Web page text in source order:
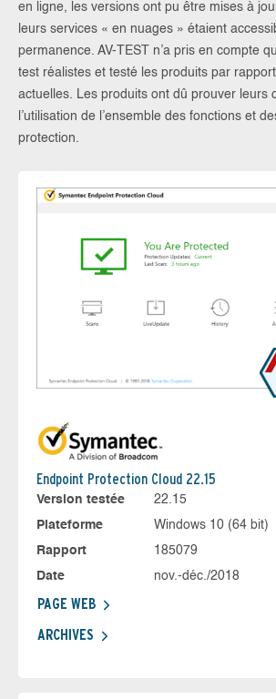
en ligne, les versions ont pu être mises à
leurs services « en nuages » étaient
permanence. AV-TEST n’a pris en compte
test réalistes et testé les produits par
actuelles. Les produits ont dû prouver leurs
l’utilisation de l’ensemble des fonctions et
protection.
Endpoint Protection Cloud 22.15
Version testée
22.15
Plateforme
Windows 10 (64 bit)
Rapport
185079
Date
nov.-déc./2018
PAGE WEB
ARCHIVES